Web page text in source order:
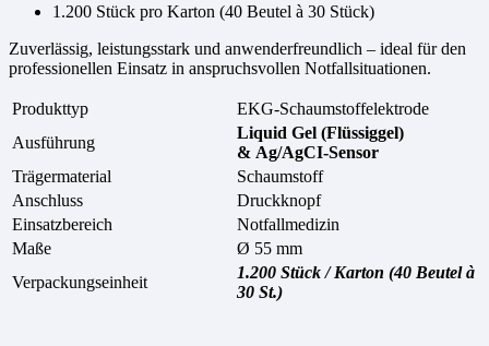
1.200 Stück pro Karton (40 Beutel à 30 Stück)
Zuverlässig, leistungsstark und anwenderfreundlich – ideal für den
professionellen Einsatz in anspruchsvollen Notfallsituationen.
Produkttyp
EKG-Schaumstoffelektrode
Ausführung
Liquid Gel (Flüssiggel)
& Ag/AgCI-Sensor
Trägermaterial
Schaumstoff
Anschluss
Druckknopf
Einsatzbereich
Notfallmedizin
Maße
Ø 55 mm
Verpackungseinheit
1.200 Stück / Karton (40 Beutel à
30 St.)